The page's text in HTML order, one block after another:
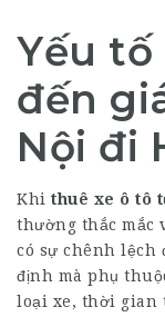
Yếu
đến
Nội đi
Khi thuê xe ô tô
thường thắc mắc
có sự chênh lệch
định mà phụ
loại xe, thời gian